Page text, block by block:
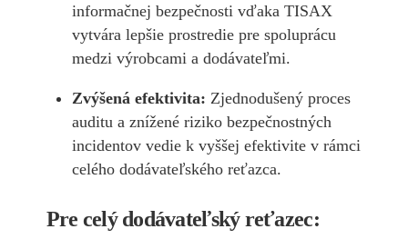
informačnej bezpečnosti vďaka TISAX
vytvára lepšie prostredie pre spoluprácu
medzi výrobcami a dodávateľmi.
Zvýšená efektivita: Zjednodušený proces
auditu a znížené riziko bezpečnostných
incidentov vedie k vyššej efektivite v rámci
celého dodávateľského reťazca.
Pre celý dodávateľský reťazec: